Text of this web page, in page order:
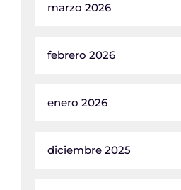
marzo 2026
febrero 2026
enero 2026
diciembre 2025